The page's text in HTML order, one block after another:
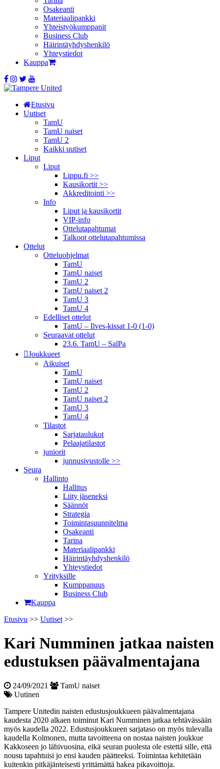
Osakeanti
Materiaalipankki
Yhteistyö­kumppanit
Business Club
Häirintä­yhdyshenkilö
Yhteystiedot
Kauppa
Etusivu
Uutiset
TamU
TamU naiset
TamU 2
Kaikki uutiset
Liput
Liput
Lippu.fi >>
Kausikortit >>
Akkreditointi >>
Info
Liput ja kausikortit
VIP-info
Ottelutapahtumat
Talkoot ottelu­tapahtumissa
Ottelut
Otteluohjelmat
TamU
TamU naiset
TamU 2
TamU naiset 2
TamU 3
TamU 4
Edelliset ottelut
TamU – Ilves-kissat 1-0 (1-0)
Seuraavat ottelut
23.6. TamU – SalPa
Joukkueet
Aikuiset
TamU
TamU naiset
TamU 2
TamU naiset 2
TamU 3
TamU 4
Tilastot
Sarjataulukot
Pelaajatilastot
juniorit
junnusivustolle >>
Seura
Hallinto
Hallitus
Liity jäseneksi
Säännöt
Strategia
Toimintasuunnitelma
Osakeanti
Tarina
Materiaalipankki
Häirintä­yhdyshenkilö
Yhteystiedot
Yrityksille
Kumppanuus
Business Club
Kauppa
Etusivu >> Uutiset >>
Kari Numminen jatkaa naisten
edustuksen päävalmentajana
24/09/2021
TamU naiset
Uutinen
Tampere Unitedin naisten edustusjoukkueen päävalmentajana
kaudesta 2020 alkaen toiminut Kari Numminen jatkaa tehtävässään
myös kaudella 2022. Edustusjoukkueen sarjataso on myös tulevalla
kaudella Kolmonen, mutta tavoitteena on nostaa naisten joukkue
Kakkoseen jo lähivuosina, eikä seuran puolesta ole estettä sille, että
nousu tapahtuisi jo ensi kauden päätteeksi. Toimintaa kehitetään
kuitenkin pitkäjänteisesti yrittämättä hakea pikavoittoja.